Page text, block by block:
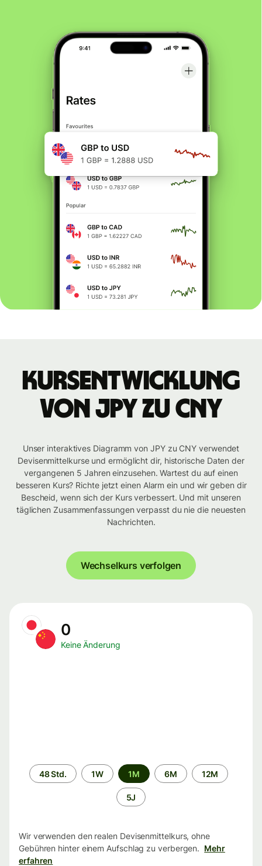
Kursentwicklung
von JPY zu CNY
Unser interaktives Diagramm von JPY zu CNY verwendet
Devisenmittelkurse und ermöglicht dir, historische Daten der
vergangenen 5 Jahren einzusehen. Wartest du auf einen
besseren Kurs? Richte jetzt einen Alarm ein und wir geben dir
Bescheid, wenn sich der Kurs verbessert. Und mit unseren
täglichen Zusammenfassungen verpasst du nie die neuesten
Nachrichten.
Wechselkurs verfolgen
0
Keine Änderung
Zeitraum
48 Std. 1W 1M 6M 12M
5J
Wir verwenden den realen Devisenmittelkurs, ohne
Gebühren hinter einem Aufschlag zu verbergen. Mehr
erfahren